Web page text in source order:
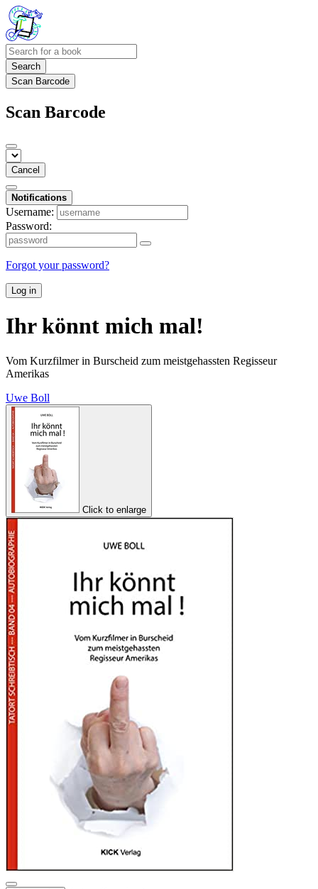
Search
Scan Barcode
Scan Barcode
Cancel
Notifications
Username:
Password:
Forgot your password?
Log in
Ihr könnt mich mal!
Vom Kurzfilmer in Burscheid zum meistgehassten Regisseur
Amerikas
Uwe Boll
Click to enlarge